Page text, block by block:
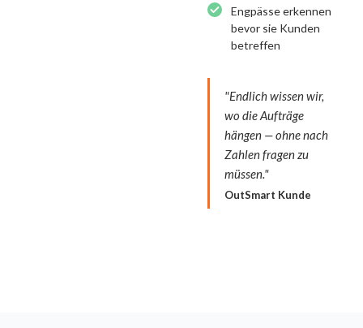
Engpässe erkennen
bevor sie Kunden
betreffen
"Endlich wissen wir,
wo die Aufträge
hängen — ohne nach
Zahlen fragen zu
müssen."
OutSmart Kunde